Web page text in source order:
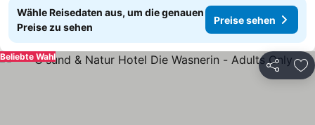
Wähle Reisedaten aus, um die genauen
Preise zu sehen
Preise sehen
Teilen
Beliebte Wahl